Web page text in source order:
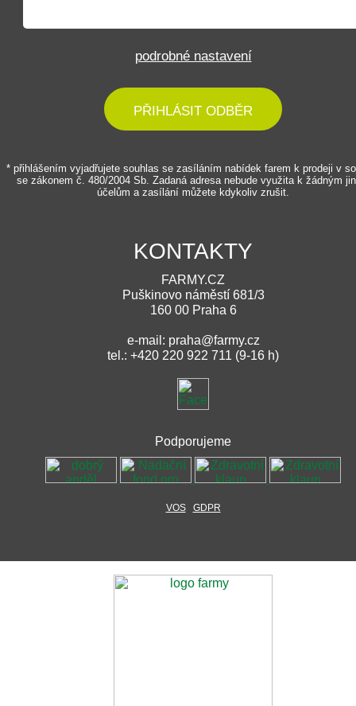
podrobné nastavení
PŘIHLÁSIT ODBĚR
* přihlášením vyjadřujete souhlas se zasíláním nabídek farem k prodeji v
se zákonem č. 480/2004 Sb. Zadaná adresa nebude využita k žádným
účelům a zasílání můžete kdykoliv zrušit.
KONTAKTY
FARMY.CZ
Puškinovo náměstí 681/3
160 00 Praha 6
e-mail: praha@farmy.cz
tel.: +420 220 922 711 (9-16 h)
Podporujeme
VOS GDPR